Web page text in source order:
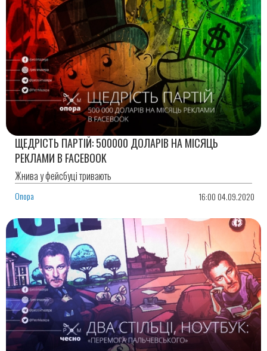
ЩЕДРІСТЬ ПАРТІЙ: 500000 ДОЛАРІВ НА МІСЯЦЬ
РЕКЛАМИ В FACEBOOK
Жнива у фейсбуці тривають
Опора 16:00 04.09.2020